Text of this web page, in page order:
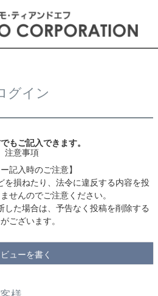
グイン
もご記入できます。
注意事項
ー記入時のご注意】
を損ねたり、法令に違反する内容を投
せんのでご注意ください。
した場合は、予告なく投稿を削除する
ございます。
ューを書く